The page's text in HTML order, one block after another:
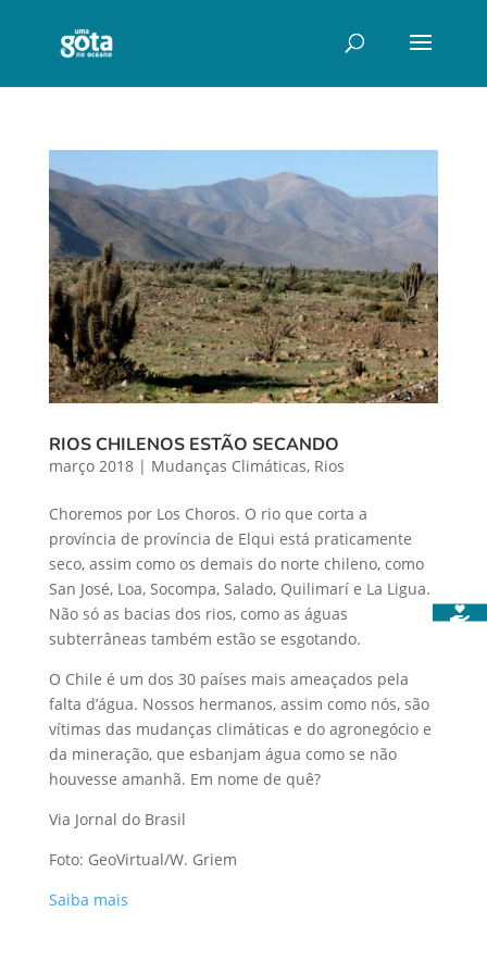
RIOS CHILENOS ESTÃO SECANDO
março 2018| Mudanças Climáticas, Rios
Choremos por Los Choros. O rio que corta a
província de província de Elqui está praticamente
seco, assim como os demais do norte chileno, como
San José, Loa, Socompa, Salado, Quilimarí e La Ligua.
Não só as bacias dos rios, como as águas
subterrâneas também estão se esgotando.
O Chile é um dos 30 países mais ameaçados pela
falta d’água. Nossos hermanos, assim como nós, são
vítimas das mudanças climáticas e do agronegócio e
da mineração, que esbanjam água como se não
houvesse amanhã. Em nome de quê?
Via Jornal do Brasil
Foto: GeoVirtual/W. Griem
Saiba mais